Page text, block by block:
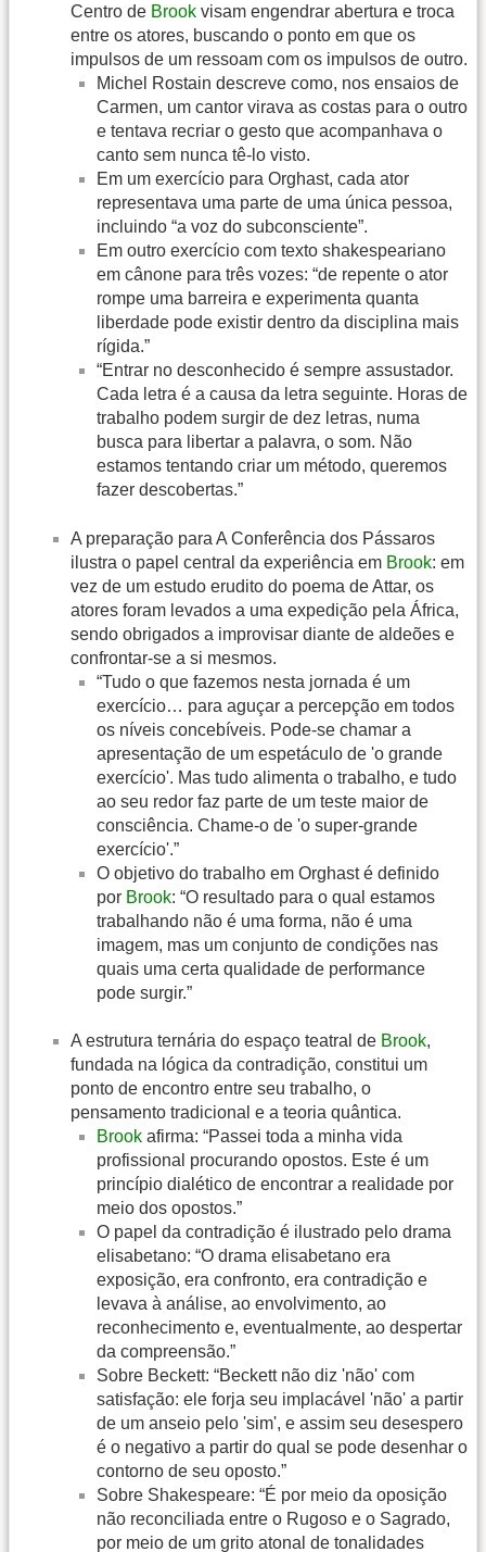
Centro de Brook visam engendrar abertura e troca
entre os atores, buscando o ponto em que os
impulsos de um ressoam com os impulsos de outro.
Michel Rostain descreve como, nos ensaios de
Carmen, um cantor virava as costas para o outro
e tentava recriar o gesto que acompanhava o
canto sem nunca tê-lo visto.
Em um exercício para Orghast, cada ator
representava uma parte de uma única pessoa,
incluindo “a voz do subconsciente”.
Em outro exercício com texto shakespeariano
em cânone para três vozes: “de repente o ator
rompe uma barreira e experimenta quanta
liberdade pode existir dentro da disciplina mais
rígida.”
“Entrar no desconhecido é sempre assustador.
Cada letra é a causa da letra seguinte. Horas de
trabalho podem surgir de dez letras, numa
busca para libertar a palavra, o som. Não
estamos tentando criar um método, queremos
fazer descobertas.”
A preparação para A Conferência dos Pássaros
ilustra o papel central da experiência em Brook: em
vez de um estudo erudito do poema de Attar, os
atores foram levados a uma expedição pela África,
sendo obrigados a improvisar diante de aldeões e
confrontar-se a si mesmos.
“Tudo o que fazemos nesta jornada é um
exercício… para aguçar a percepção em todos
os níveis concebíveis. Pode-se chamar a
apresentação de um espetáculo de 'o grande
exercício'. Mas tudo alimenta o trabalho, e tudo
ao seu redor faz parte de um teste maior de
consciência. Chame-o de 'o super-grande
exercício'.”
O objetivo do trabalho em Orghast é definido
por Brook: “O resultado para o qual estamos
trabalhando não é uma forma, não é uma
imagem, mas um conjunto de condições nas
quais uma certa qualidade de performance
pode surgir.”
A estrutura ternária do espaço teatral de Brook,
fundada na lógica da contradição, constitui um
ponto de encontro entre seu trabalho, o
pensamento tradicional e a teoria quântica.
Brook afirma: “Passei toda a minha vida
profissional procurando opostos. Este é um
princípio dialético de encontrar a realidade por
meio dos opostos.”
O papel da contradição é ilustrado pelo drama
elisabetano: “O drama elisabetano era
exposição, era confronto, era contradição e
levava à análise, ao envolvimento, ao
reconhecimento e, eventualmente, ao despertar
da compreensão.”
Sobre Beckett: “Beckett não diz 'não' com
satisfação: ele forja seu implacável 'não' a partir
de um anseio pelo 'sim', e assim seu desespero
é o negativo a partir do qual se pode desenhar o
contorno de seu oposto.”
Sobre Shakespeare: “É por meio da oposição
não reconciliada entre o Rugoso e o Sagrado,
por meio de um grito atonal de tonalidades